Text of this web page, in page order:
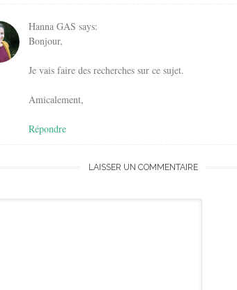
Hanna GAS says:
Bonjour,
Je vais faire des recherches sur ce sujet.
Amicalement,
Répondre
LAISSER UN COMMENTAIRE